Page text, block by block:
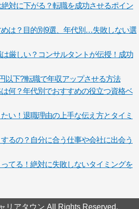
対に下がる？転職を成功させるポイン
は？目的別9選、年代別…失敗しない選
厳しい？コンサルタントが伝授！成功
以下?!転職で年収アップさせる方法
何？年代別でおすすめの役立つ資格ベ
い！退職理由の上手な伝え方とタイミ
るの？自分に合う仕事や会社に出会う
てる！絶対に失敗しないタイミングを
リアタウン All Rights Reserved.